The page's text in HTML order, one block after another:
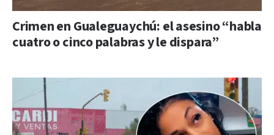
Crimen en Gualeguaychú: el asesino “habla
cuatro o cinco palabras y le dispara”